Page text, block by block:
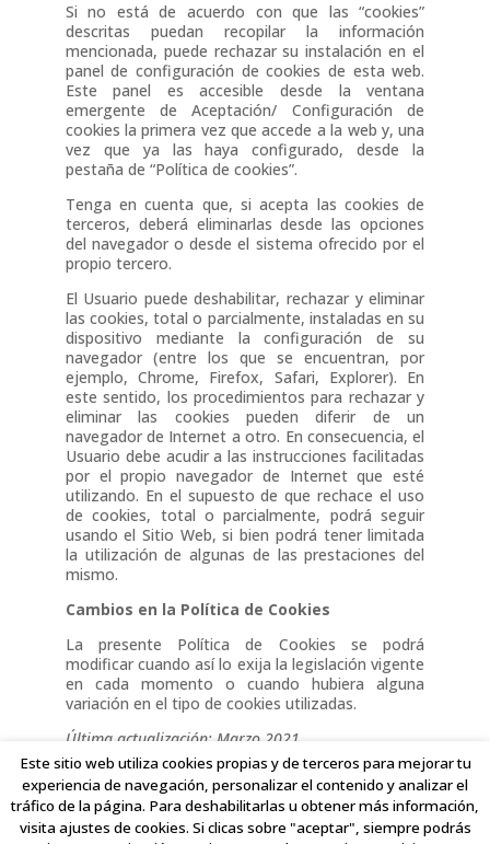
Si no está de acuerdo con que las “cookies”
descritas puedan recopilar la información
mencionada, puede rechazar su instalación en el
panel de configuración de cookies de esta web.
Este panel es accesible desde la ventana
emergente de Aceptación/ Configuración de
cookies la primera vez que accede a la web y, una
vez que ya las haya configurado, desde la
pestaña de “Política de cookies”.
Tenga en cuenta que, si acepta las cookies de
terceros, deberá eliminarlas desde las opciones
del navegador o desde el sistema ofrecido por el
propio tercero.
El Usuario puede deshabilitar, rechazar y eliminar
las cookies, total o parcialmente, instaladas en su
dispositivo mediante la configuración de su
navegador (entre los que se encuentran, por
ejemplo, Chrome, Firefox, Safari, Explorer). En
este sentido, los procedimientos para rechazar y
eliminar las cookies pueden diferir de un
navegador de Internet a otro. En consecuencia, el
Usuario debe acudir a las instrucciones facilitadas
por el propio navegador de Internet que esté
utilizando. En el supuesto de que rechace el uso
de cookies, total o parcialmente, podrá seguir
usando el Sitio Web, si bien podrá tener limitada
la utilización de algunas de las prestaciones del
mismo.
Cambios en la Política de Cookies
La presente Política de Cookies se podrá
modificar cuando así lo exija la legislación vigente
en cada momento o cuando hubiera alguna
variación en el tipo de cookies utilizadas.
Última actualización: Marzo 2021
Este sitio web utiliza cookies propias y de terceros para mejorar tu
experiencia de navegación, personalizar el contenido y analizar el
tráfico de la página. Para deshabilitarlas u obtener más información,
visita ajustes de cookies. Si clicas sobre "aceptar", siempre podrás